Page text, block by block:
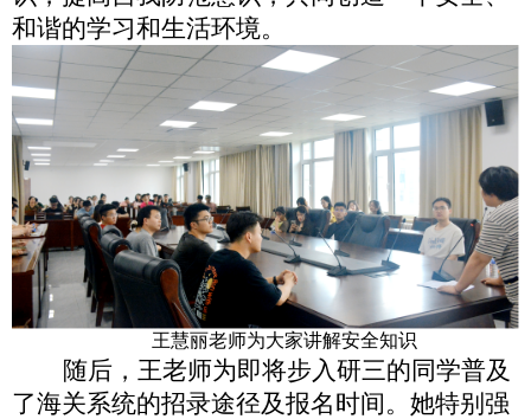
和谐的学习和生活环境。
王慧丽老师为大家讲解安全知识
随后，王老师为即将步入研三的同学普及
了海关系统的招录途径及报名时间。她特别强